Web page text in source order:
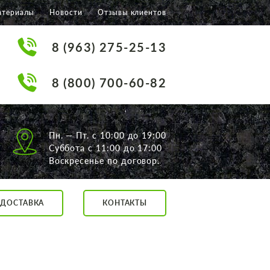
Новости Отзывы клиентов
8 (963) 275-25-13
8 (800) 700-60-82
Пн. — Пт. с 10:00 до 19:00
Суббота с 11:00 до 17:00
Воскресенье по договор.
ДОСТАВКА КОНТАКТЫ